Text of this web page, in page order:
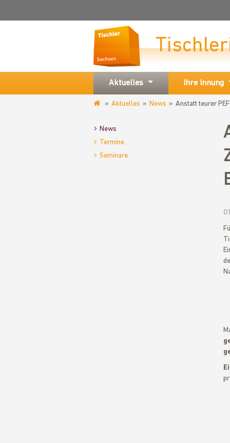
Aktuelles Ihre Innung
zwickau.de
Aktuelles News Anstatt teurer
News
Termine
Seminare